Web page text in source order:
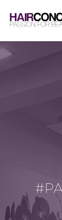
content